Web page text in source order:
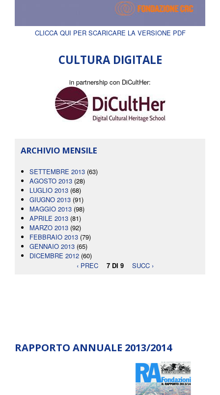
CLICCA QUI PER SCARICARE LA VERSIONE PDF
CULTURA DIGITALE
in partnership con DiCultHer:
ARCHIVIO MENSILE
SETTEMBRE 2013 (63)
AGOSTO 2013 (28)
LUGLIO 2013 (68)
GIUGNO 2013 (91)
MAGGIO 2013 (98)
APRILE 2013 (81)
MARZO 2013 (92)
FEBBRAIO 2013 (79)
GENNAIO 2013 (65)
DICEMBRE 2012 (60)
‹ PREC
7 DI 9 SUCC ›
RAPPORTO ANNUALE 2013/2014